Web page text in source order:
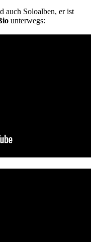
auch Soloalben, er ist
unterwegs: